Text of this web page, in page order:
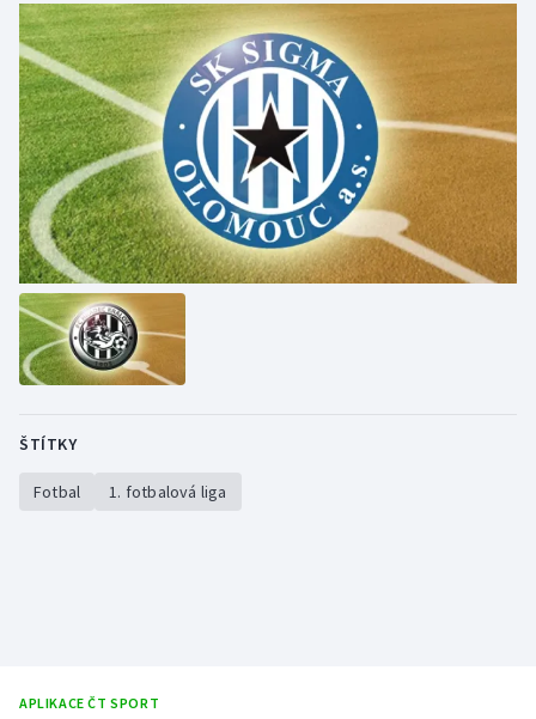
ŠTÍTKY
Fotbal 1. fotbalová liga
APLIKACE ČT SPORT